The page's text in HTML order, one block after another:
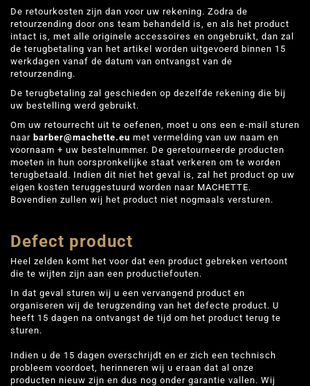
De retourkosten zijn dan voor uw rekening. Zodra de
retourzending door ons team behandeld is, en als het product
intact is, met alle originele accessoires en ongebruikt, dan zal
de terugbetaling van het artikel worden uitgevoerd binnen 15
werkdagen vanaf de datum van ontvangst van de
retourzending.
De terugbetaling zal geschieden op dezelfde rekening die bij
uw bestelling werd gebruikt.
Om uw retourrecht uit te oefenen, moet u ons een e-mail sturen
naar barber@machette.eu met vermelding van uw naam en
voornaam + uw bestelnummer. De geretourneerde producten
moeten in hun oorspronkelijke staat verkeren om te worden
terugbetaald. Indien dit niet het geval is, zal het product op uw
eigen kosten teruggestuurd worden naar MACHETTE.
Bovendien zullen wij het product niet nogmaals versturen.
Defect product
Heel zelden komt het voor dat een product gebreken vertoont
die te wijten zijn aan een productiefouten.
In dat geval sturen wij u een vervangend product en
organiseren wij de terugzending van het defecte product. U
heeft 15 dagen na ontvangst de tijd om het product terug te
sturen.
Indien u de 15 dagen overschrijdt en er zich een technisch
probleem voordoet, herinneren wij u eraan dat al onze
producten nieuw zijn en dus nog onder garantie vallen. Wij